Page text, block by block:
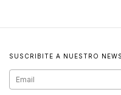
SUSCRIBITE A NUESTRO